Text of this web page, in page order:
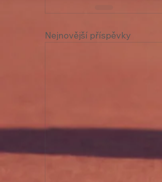
Nejnovější příspěvky